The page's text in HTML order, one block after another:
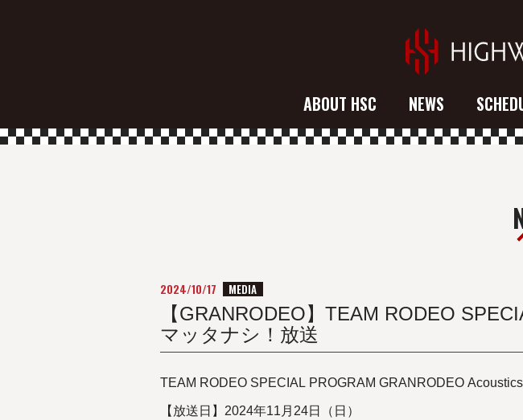
ABOUT HSC NEWS
2024/10/17 MEDIA
【GRANRODEO】TEAM RODEO
マッタナシ！放送
TEAM RODEO SPECIAL PROGRAM GRANRODEO
【放送日】2024年11月24日（日）